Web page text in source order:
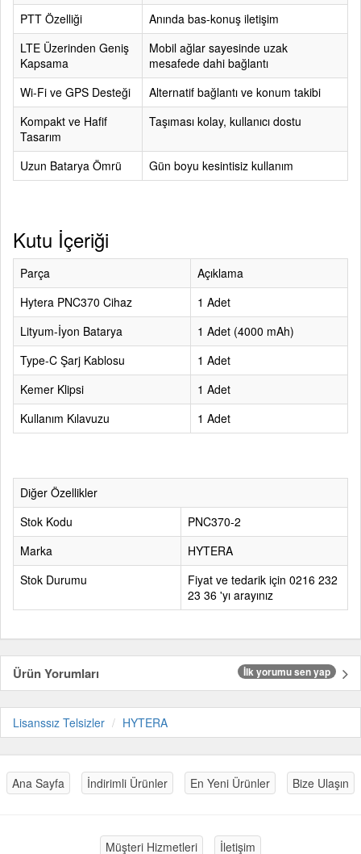
PTT Özelliği
Anında bas-konuş iletişim
LTE Üzerinden Geniş
Kapsama
Mobil ağlar sayesinde uzak
mesafede dahi bağlantı
Wi-Fi ve GPS Desteği
Alternatif bağlantı ve konum takibi
Kompakt ve Hafif
Tasarım
Taşıması kolay, kullanıcı dostu
Uzun Batarya Ömrü Gün boyu kesintisiz kullanım
Kutu İçeriği
Parça
Açıklama
Hytera PNC370 Cihaz
1 Adet
Lityum-İyon Batarya
1 Adet (4000 mAh)
Type-C Şarj Kablosu
1 Adet
Kemer Klipsi
1 Adet
Kullanım Kılavuzu
1 Adet
Diğer Özellikler
Stok Kodu
PNC370-2
Marka
HYTERA
Stok Durumu
Fiyat ve tedarik için 0216 232
23 36 'yı arayınız
Ürün Yorumları İlk yorumu sen yap
Lisanssız Telsizler HYTERA
Ana Sayfa İndirimli Ürünler En Yeni Ürünler Bize Ulaşın
Müşteri Hizmetleri İletişim